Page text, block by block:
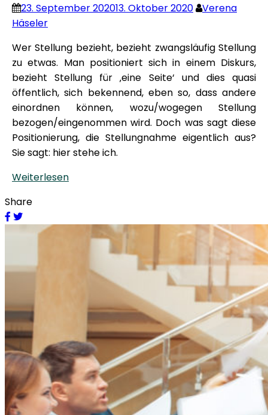
23. September 202013. Oktober 2020
Verena
Häseler
Wer Stellung bezieht, bezieht zwangsläufig Stellung
zu etwas. Man positioniert sich in einem Diskurs,
bezieht Stellung für ‚eine Seite‘ und dies quasi
öffentlich, sich bekennend, eben so, dass andere
einordnen können, wozu/wogegen Stellung
bezogen/eingenommen wird. Doch was sagt diese
Positionierung, die Stellungnahme eigentlich aus?
Sie sagt: hier stehe ich.
Weiterlesen
Share